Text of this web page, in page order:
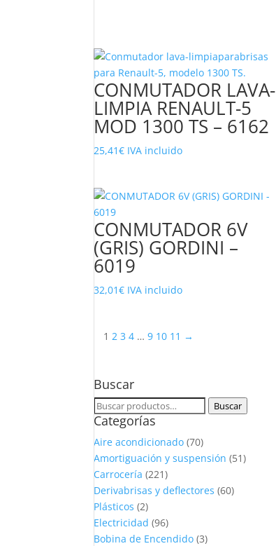
CONMUTADOR LAVA-
LIMPIA RENAULT-5
MOD 1300 TS – 6162
25,41€ IVA incluido
CONMUTADOR 6V
(GRIS) GORDINI –
6019
32,01€ IVA incluido
1 2 3 4 … 9 10 11 →
Buscar
Buscar
por:
Buscar
Categorías
Aire acondicionado (70)
Amortiguación y suspensión (51)
Carrocería (221)
Derivabrisas y deflectores (60)
Plásticos (2)
Electricidad (96)
Bobina de Encendido (3)